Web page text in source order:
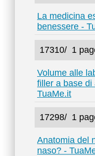
La medicina
benessere -
17310/ 1
Volume alle
filler a base di
TuaMe.it
17298/ 1
Anatomia del
naso? -